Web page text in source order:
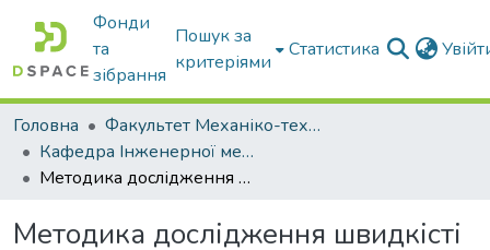
Фонди
та
зібрання
Пошук за
критеріями
Статистика
Головна
Факультет Механіко-технологічний
Кафедра Інженерної механіки та комп'ютерного проектування
Методика дослідження швидкісті повітряного потоку в аспіраційному каналі пневмогравітаційного сепаратора при зміні вологості насіння
Методика дослідження швидкісті